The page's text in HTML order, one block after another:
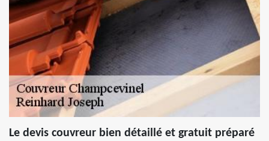
Le devis couvreur bien détaillé et gratuit préparé